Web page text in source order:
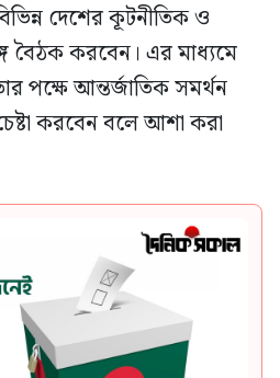
দেশের কূটনীতিক ও
বৈঠক করবেন। এর মাধ্যমে
পক্ষে আন্তর্জাতিক সমর্থন
করবেন বলে আশা করা